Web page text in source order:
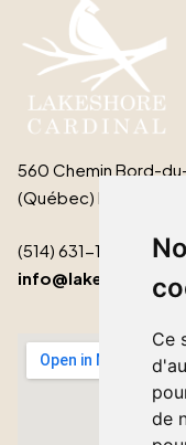
Ce
de
560 Chemin Bord-
(Québec) H9S 2B3
(514) 631-1511